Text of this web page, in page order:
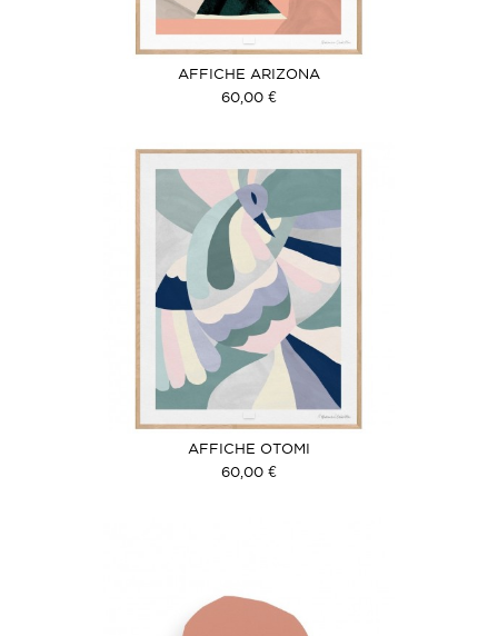
AFFICHE ARIZONA
60,00 €
AFFICHE OTOMI
60,00 €